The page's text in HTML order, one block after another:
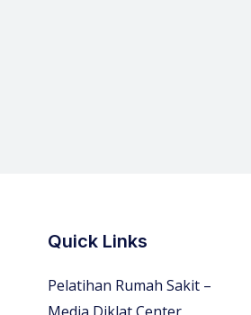
Quick Links
Pelatihan Rumah Sakit –